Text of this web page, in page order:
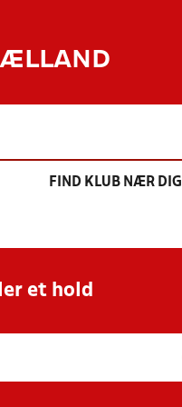
FIND KLUB NÆR DIG
et hold